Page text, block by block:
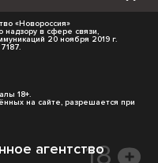
«Новороссия»
надзору в сфере связи,
20 ноября 2019 г.
18+.
на сайте, разрешается при
агентство